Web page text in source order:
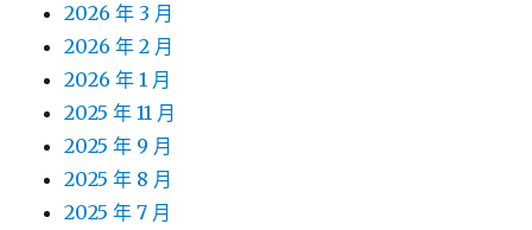
2026 年 3 月
2026 年 2 月
2026 年 1 月
2025 年 11 月
2025 年 9 月
2025 年 8 月
2025 年 7 月